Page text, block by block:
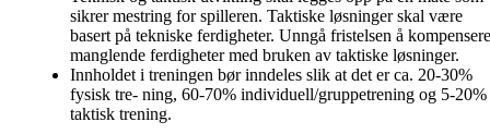
sikrer mestring for spilleren. Taktiske løsninger skal være
basert på tekniske ferdigheter. Unngå fristelsen å kompensere
manglende ferdigheter med bruken av taktiske løsninger.
Innholdet i treningen bør inndeles slik at det er ca. 20-30%
fysisk tre- ning, 60-70% individuell/gruppetrening og 5-20%
taktisk trening.